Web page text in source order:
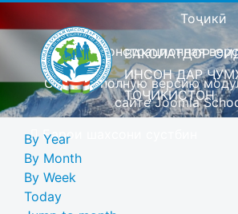
Тоҷикӣ
Это демонстрационная
Скачать полную версию
сайте Joomla
Барои шахсони сустбин
ВАКОЛАТДОР
ИНСОН ДАР
ТОҶИКИСТОН
By Year
By Month
By Week
Today